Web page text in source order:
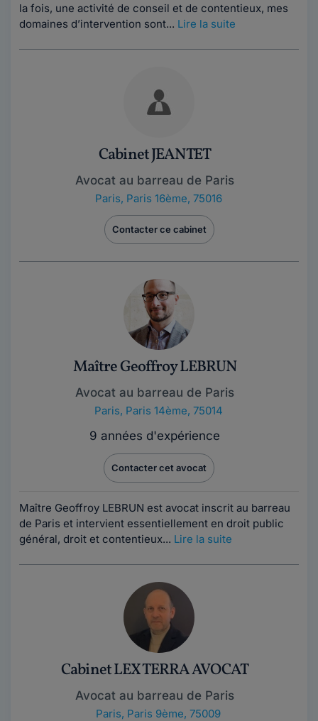
la fois, une activité de conseil et de contentieux, mes
domaines d’intervention sont... Lire la suite
Cabinet JEANTET
Avocat au barreau de Paris
Paris, Paris 16ème, 75016
Contacter ce cabinet
Maître Geoffroy LEBRUN
Avocat au barreau de Paris
Paris, Paris 14ème, 75014
9 années d'expérience
Contacter cet avocat
Maître Geoffroy LEBRUN est avocat inscrit au barreau
de Paris et intervient essentiellement en droit public
général, droit et contentieux... Lire la suite
Cabinet LEX TERRA AVOCAT
Avocat au barreau de Paris
Paris, Paris 9ème, 75009